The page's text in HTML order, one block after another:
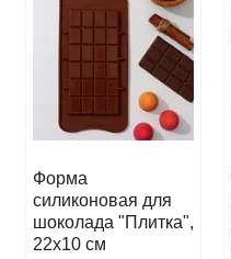
Форма
силиконовая для
шоколада "Плитка",
22х10 см